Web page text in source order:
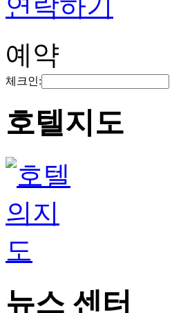
예약
체크인:
호텔지도
뉴스 센터